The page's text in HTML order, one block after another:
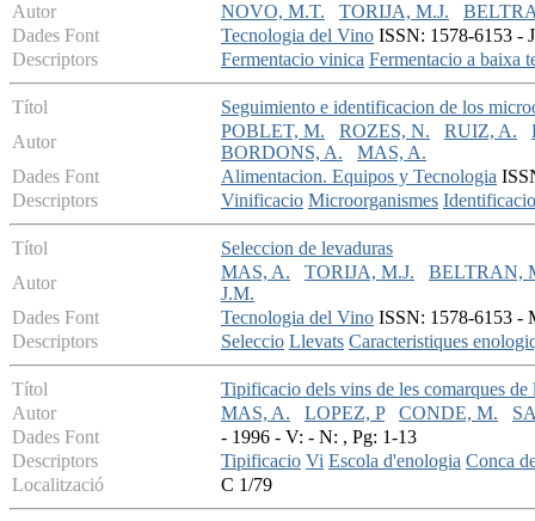
Autor
NOVO, M.T. TORIJA, M.J.
Dades Font
Tecnologia del Vino ISSN: 1578-6153 -
Descriptors
Fermentacio vinica Fermentacio a baixa
Títol
Seguimiento e identificacion de los
Autor
POBLET, M. ROZES, N. RUIZ, A.
BORDONS, A.
MAS, A.
Dades Font
Alimentacion. Equipos y Tecnologia
Descriptors
Vinificacio Microorganismes Identificacio
Títol
Seleccion de levaduras
Autor
MAS, A. TORIJA, M.J.
BELTRAN,
J.M.
Dades Font
Tecnologia del Vino ISSN: 1578-6153 -
Descriptors
Seleccio Llevats Caracteristiques
Títol
Tipificacio dels vins de les comarques
Autor
MAS, A. LOPEZ, P CONDE, M.
Dades Font
- 1996 - V: - N: , Pg: 1-13
Descriptors
Tipificacio Vi Escola d'enologia Conca
Localització
C 1/79